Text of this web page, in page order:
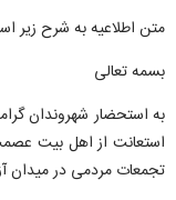
متن اطلاعیه به شرح زیر
بسمه تعالی
به استحضار شهروندان
استعانت از اهل بیت
تجمعات مردمی در میدان